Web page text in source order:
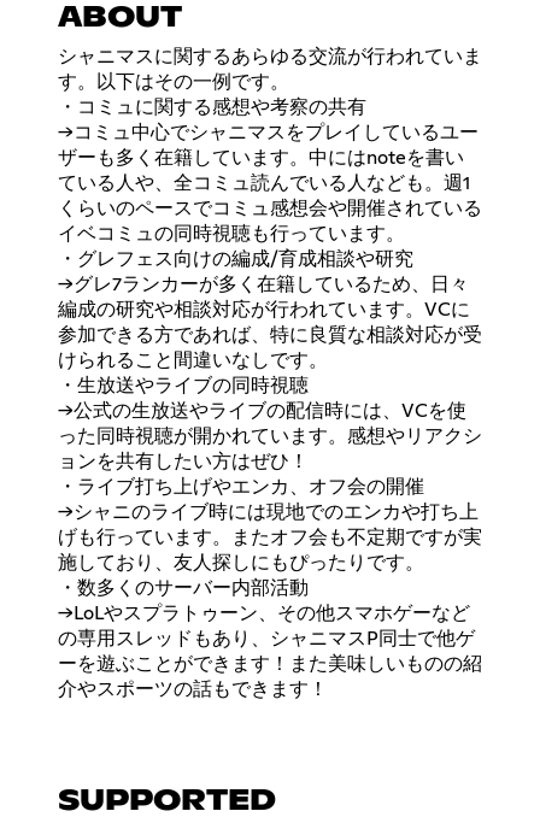
ABOUT
シャニマスに関するあらゆる交流が行われていま
す。以下はその一例です。
・コミュに関する感想や考察の共有
→コミュ中心でシャニマスをプレイしているユー
ザーも多く在籍しています。中にはnoteを書い
ている人や、全コミュ読んでいる人なども。週1
くらいのペースでコミュ感想会や開催されている
イベコミュの同時視聴も行っています。
・グレフェス向けの編成/育成相談や研究
→グレ7ランカーが多く在籍しているため、日々
編成の研究や相談対応が行われています。VCに
参加できる方であれば、特に良質な相談対応が受
けられること間違いなしです。
・生放送やライブの同時視聴
→公式の生放送やライブの配信時には、VCを使
った同時視聴が開かれています。感想やリアクシ
ョンを共有したい方はぜひ！
・ライブ打ち上げやエンカ、オフ会の開催
→シャニのライブ時には現地でのエンカや打ち上
げも行っています。またオフ会も不定期ですが実
施しており、友人探しにもぴったりです。
・数多くのサーバー内部活動
→LoLやスプラトゥーン、その他スマホゲーなど
の専用スレッドもあり、シャニマスP同士で他ゲ
ーを遊ぶことができます！また美味しいものの紹
介やスポーツの話もできます！
SUPPORTED